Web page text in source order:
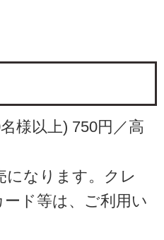
様以上) 750円／高
なります。クレ
ド等は、ご利用い